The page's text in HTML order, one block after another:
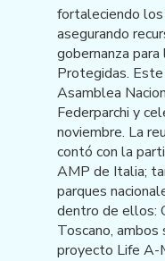
fortaleciendo
asegurando
gobernanza
Protegidas.
Asamblea
Federparchi y
noviembre. La
contó con la
AMP de Italia;
parques
dentro de ellos:
Toscano,
proyecto Life